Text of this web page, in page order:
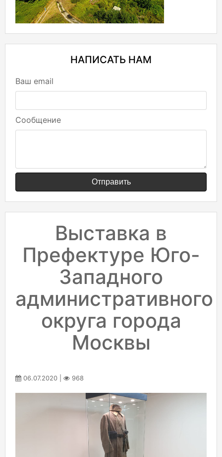
НАПИСАТЬ НАМ
Ваш email
Сообщение
Отправить
Выставка в
Префектуре Юго-
Западного
административного
округа города
Москвы
06.07.2020 | 968